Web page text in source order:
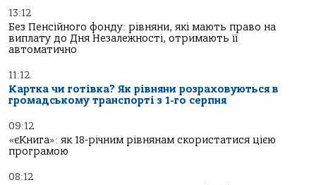
13:12
Без Пенсійного фонду: рівняни, які мають право на
виплату до Дня Незалежності, отримають її
автоматично
11:12
Картка чи готівка? Як рівняни розраховуються в
громадському транспорті з 1-го серпня
09:12
«єКнига»: як 18-річним рівнянам скористатися цією
програмою
08:12